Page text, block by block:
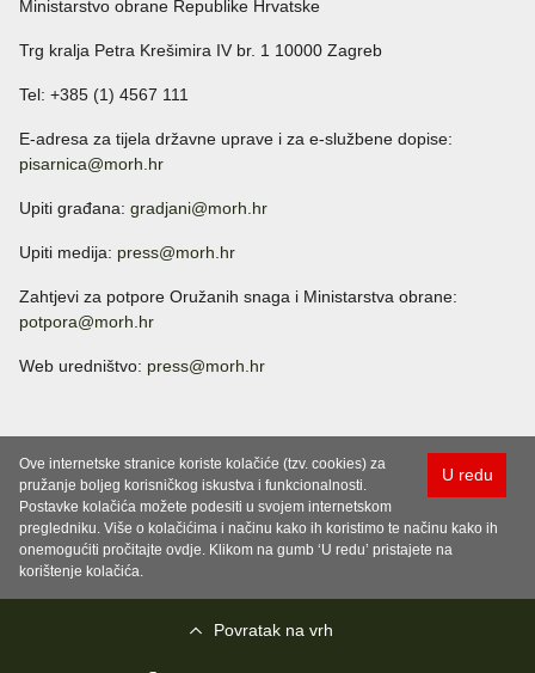
Ministarstvo obrane Republike Hrvatske
Trg kralja Petra Krešimira IV br. 1 10000 Zagreb
Tel: +385 (1) 4567 111
E-adresa za tijela državne uprave i za e-službene dopise:
pisarnica@morh.hr
Upiti građana: gradjani@morh.hr
Upiti medija: press@morh.hr
Zahtjevi za potpore Oružanih snaga i Ministarstva obrane:
potpora@morh.hr
Web uredništvo: press@morh.hr
U redu
Ove internetske stranice koriste kolačiće (tzv. cookies) za
pružanje boljeg korisničkog iskustva i funkcionalnosti.
Postavke kolačića možete podesiti u svojem internetskom
pregledniku. Više o kolačićima i načinu kako ih koristimo te načinu kako ih
onemogućiti pročitajte ovdje. Klikom na gumb ‘U redu’ pristajete na
korištenje kolačića.
Povratak na vrh